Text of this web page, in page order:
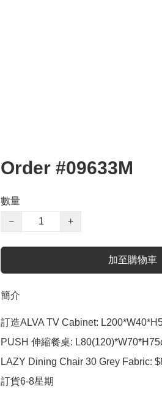
Order #09633M
數量
−
+
加至購物車
簡介
訂造ALVA TV Cabinet:
PUSH 伸縮餐桌:
LAZY Dining Chair 30 Grey Fabric:
訂貨6-8星期